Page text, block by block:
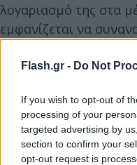
Flash.gr - Do Not
If you wish to opt-out of
processing of your
targeted advertising by
section to confirm your
opt-out request is
λογαριασμό της στα
εμφανίζεται να
Εκπρόσωπος του
ξεκαθάρισε ότι δεν
σχόλιο σχετικά με